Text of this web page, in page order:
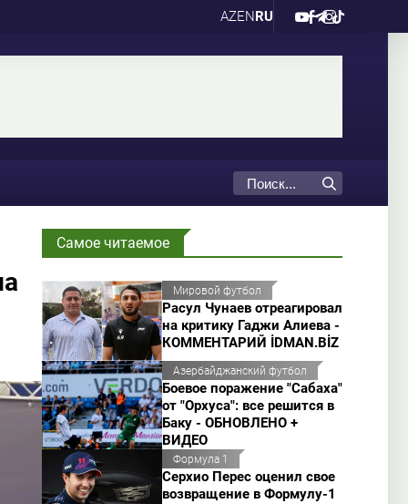
AZENRU
Самое читаемое
Мировой футбол
Расул Чунаев отреагировал
на критику Гаджи Алиева -
КОММЕНТАРИЙ İDMAN.BİZ
Азербайджанский футбол
Боевое поражение "Сабаха"
от "Орхуса": все решится в
Баку - ОБНОВЛЕНО +
ВИДЕО
Формула 1
Серхио Перес оценил свое
возвращение в Формулу-1